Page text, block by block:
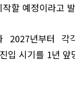
작할 예정이라고
2027년부터
입 시기를 1년 앞